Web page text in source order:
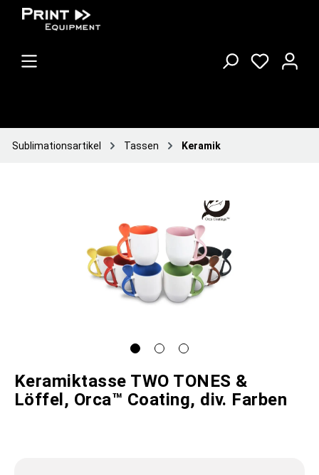
Sublimationsartikel Tassen Keramik
Keramiktasse TWO TONES &
Löffel, Orca™ Coating, div. Farben